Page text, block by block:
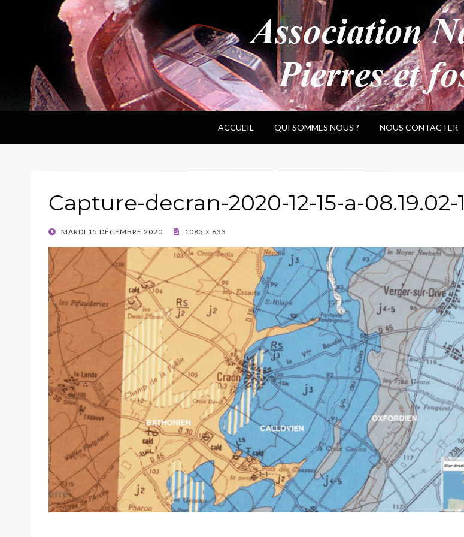
ANPF
Association Nantaise Pierres et Fossiles
ACCUEIL QUI SOMMES NOUS ? NOUS CONTACTER
Capture-decran-2020-12-15-a-08.19.02-1
POSTED
MARDI 15 DÉCEMBRE 2020 1083 × 633